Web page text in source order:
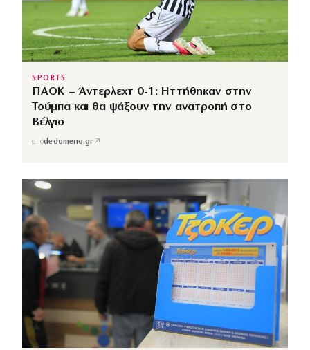
SPORTS
ΠΑΟΚ – Άντερλεχτ 0-1: Ηττήθηκαν στην
Τούμπα και θα ψάξουν την ανατροπή στο
Βέλγιο
απόdedomeno.gr ↗